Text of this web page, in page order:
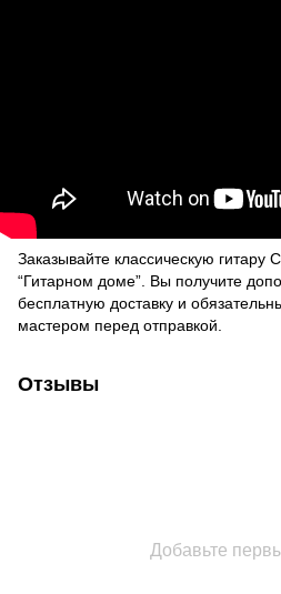
Заказывайте классическую гитару
“Гитарном доме”. Вы получите
бесплатную доставку и
мастером перед отправкой.
Отзывы
Добавьте